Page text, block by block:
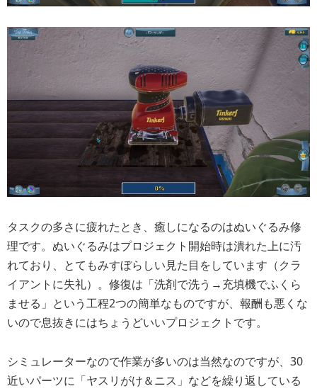
タスクの多さに疲れたとき、癒しになるのはぬいぐるみ修
理です。ぬいぐるみはプロジェクト開始時は潰れた上に汚
れており、とてもみすぼらしい見た目をしています（クラ
イアントに失礼）。修復は「洗剤で洗う→充填機でふくら
ませる」という工程2つの簡単なものですが、報酬も悪くな
いので息抜きにはちょうどいいプロジェクトです。
シミュレーターなので作業が多いのは当然なのですが、30
近いパーツに「ヤスリがけ＆ニス」などを繰り返している